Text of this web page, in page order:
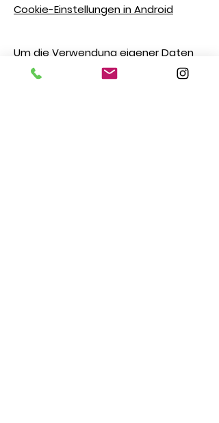
Cookie-Einstellungen in Android
Um die Verwendung eigener Daten
durch Google Analytics auf allen
Websites abzulehnen und zu